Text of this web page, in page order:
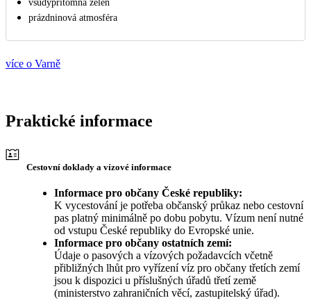
všudypřítomná zeleň
prázdninová atmosféra
více o Varně
Praktické informace
Cestovní doklady a vízové informace
Informace pro občany České republiky:
K vycestování je potřeba občanský průkaz nebo cestovní
pas platný minimálně po dobu pobytu. Vízum není nutné
od vstupu České republiky do Evropské unie.
Informace pro občany ostatních zemí:
Údaje o pasových a vízových požadavcích včetně
přibližných lhůt pro vyřízení víz pro občany třetích zemí
jsou k dispozici u příslušných úřadů třetí země
(ministerstvo zahraničních věcí, zastupitelský úřad).